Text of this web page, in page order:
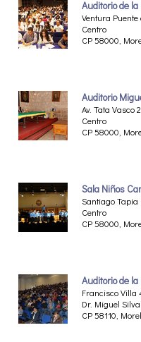
Auditorio de la
Ventura
Centro
CP 58000,
Auditorio
Av. Tata Vasco
Centro
CP 58000,
Sala Niños
Santiago Tapia
Centro
CP 58000,
Auditorio de la
Francisco Villa
Dr. Miguel Silva
CP 58110,